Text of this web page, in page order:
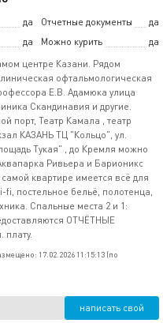
да Отчетные документы
да
да Можно курить
да
центpe Казaни. Рядом
офтальмологическая
Е.В. Адамюка улица
Скандинавия и другие.
порт, Театр Камала , театр
КАЗАНЬ ТЦ "Кольцо", ул.
Тукая" , до Кремля можно
Ривьера и Барионикс
квартире имеется всё для
постельное бельё, полотенца,
Спальные места 2 и 1:
ОТЧЁТНЫЕ
17.02.2026 11:15:13 (по
написать свой